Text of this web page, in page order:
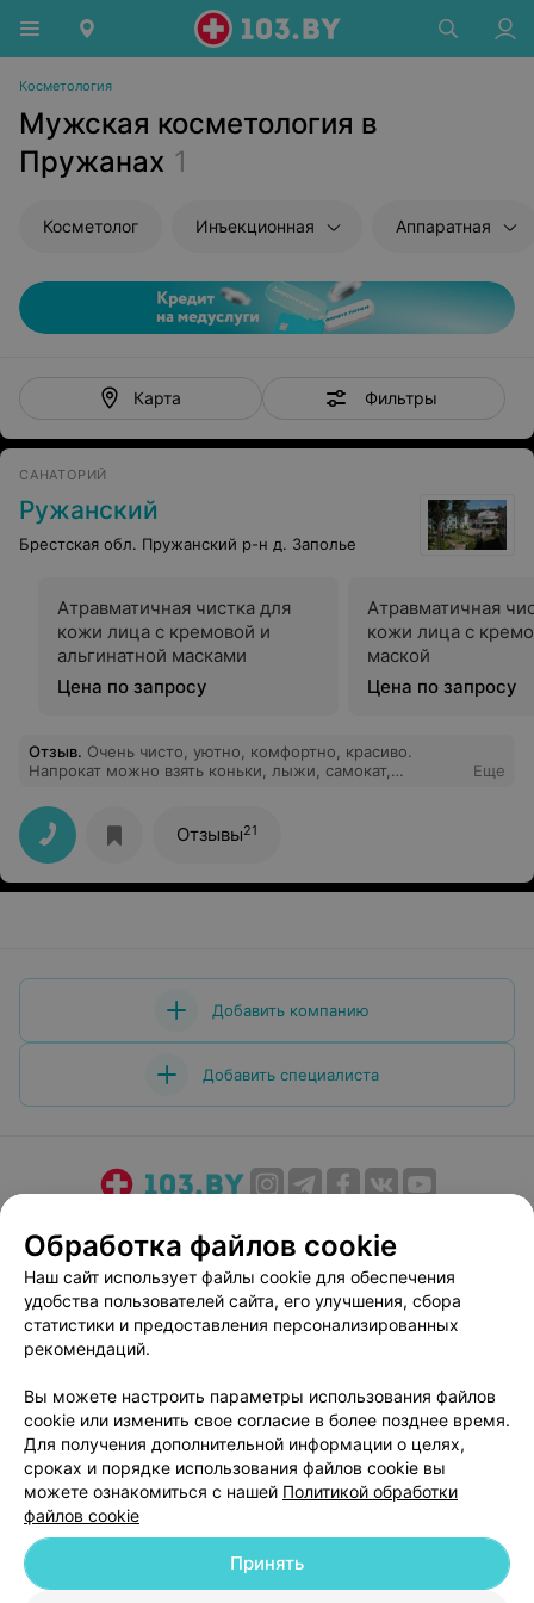
Косметология
Мужская косметология в
Пружанах 1
Косметолог Инъекционная Аппаратная
Карта Фильтры
САНАТОРИЙ
Ружанский
Брестская обл. Пружанский р-н д. Заполье
Атравматичная чистка для
кожи лица с кремовой и
альгинатной масками
Цена по запросу
Атравматичная
кожи лица с
маской
Цена по запросу
Отзыв. Очень чисто, уютно, комфортно, красиво.
Напрокат можно взять коньки, лыжи, самокат,
взрослый, детский с видом на лес, тренажерка, сауна,
баня. Место для рыбалки и шашлыка - чистое и с
беседками на случай дождя. Детские площадки.
Богатый ассортимент процедур. Огромная территория
с множеством цветов, туй, сосен.
Еще
Отзывы21
Добавить компанию
Добавить специалиста
Медицинский маркетинг
Публичный договор
Пользовательское соглашение
Способы оплаты
Вакансии
Партнеры
Написать руководителю 103.by
Персональные настройки cookie
Обработка персональных данных
Обработка файлов cookie
Наш сайт использует файлы cookie для обеспечения
удобства пользователей сайта, его улучшения, сбора
статистики и предоставления персонализированных
рекомендаций.
Вы можете настроить параметры использования файлов
cookie или изменить свое согласие в более позднее время.
Для получения дополнительной информации о целях,
сроках и порядке использования файлов cookie вы
можете ознакомиться с нашей Политикой обработки
файлов cookie
Принять